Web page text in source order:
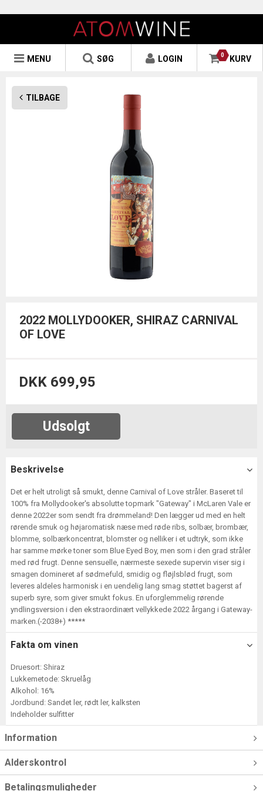
0 KURV
LOGIN
SØG
MENU
TILBAGE
2022 MOLLYDOOKER, SHIRAZ CARNIVAL
OF LOVE
DKK 699,95
Udsolgt
Beskrivelse
Det er helt utroligt så smukt, denne Carnival of Love stråler. Baseret til
100% fra Mollydooker's absolutte topmark "Gateway" i McLaren Vale er
denne 2022er som sendt fra drømmeland! Den lægger ud med en helt
rørende smuk og højaromatisk næse med røde ribs, solbær, brombær,
blomme, solbærkoncentrat, blomster og nelliker i et udtryk, som ikke
har samme mørke toner som Blue Eyed Boy, men som i den grad stråler
med rød frugt. Denne sensuelle, nærmeste sexede supervin viser sig i
smagen domineret af sødmefuld, smidig og fløjlsblød frugt, som
leveres aldeles harmonisk i en uendelig lang smag støttet bagerst af
superb syre, som giver smukt fokus. En uforglemmelig rørende
yndlingsversion i den ekstraordinært vellykkede 2022 årgang i Gateway-
marken.(-2038+) *****
Fakta om vinen
Druesort: Shiraz
Lukkemetode: Skruelåg
Alkohol: 16%
Jordbund: Sandet ler, rødt ler, kalksten
Indeholder sulfitter
Information
Alderskontrol
Betalingsmuligheder